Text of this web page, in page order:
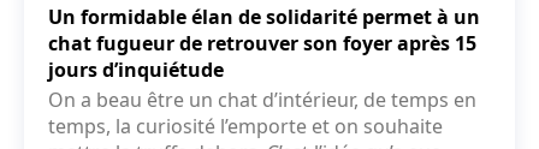
Un formidable élan de solidarité permet à un
chat fugueur de retrouver son foyer après 15
jours d’inquiétude
On a beau être un chat d’intérieur, de temps en
temps, la curiosité l’emporte et on souhaite